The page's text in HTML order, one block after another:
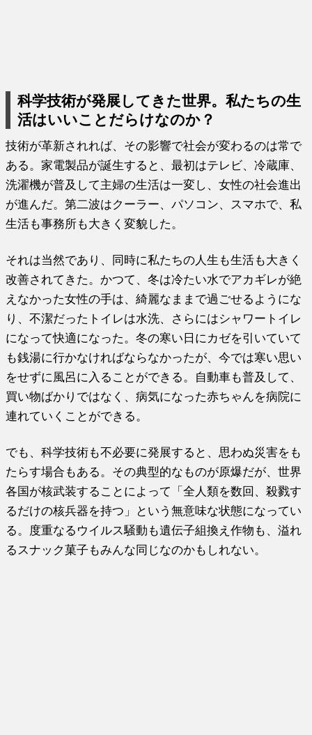
科学技術が発展してきた世界。私たちの生
活はいいことだらけなのか？
技術が革新されれば、その影響で社会が変わるのは常で
ある。家電製品が誕生すると、最初はテレビ、冷蔵庫、
洗濯機が普及して主婦の生活は一変し、女性の社会進出
が進んだ。第二波はクーラー、パソコン、スマホで、私
生活も事務所も大きく変貌した。
それは当然であり、同時に私たちの人生も生活も大きく
改善されてきた。かつて、冬は冷たい水でアカギレが絶
えなかった女性の手は、綺麗なままで過ごせるようにな
り、不潔だったトイレは水洗、さらにはシャワートイレ
になって快適になった。冬の寒い日にカゼを引いていて
も銭湯に行かなければならなかったが、今では寒い思い
をせずに風呂に入ることができる。自動車も普及して、
買い物ばかりではなく、病気になった赤ちゃんを病院に
連れていくことができる。
でも、科学技術も不必要に発展すると、思わぬ災害をも
たらす場合もある。その典型的なものが原爆だが、世界
各国が核武装することによって「全人類を数回、殺戮す
るだけの核兵器を持つ」という無意味な状態になってい
る。度重なるウイルス騒動も遺伝子組換え作物も、溢れ
るスナック菓子もみんな同じなのかもしれない。